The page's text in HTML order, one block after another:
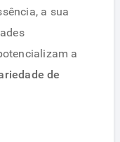
a sua
a
de